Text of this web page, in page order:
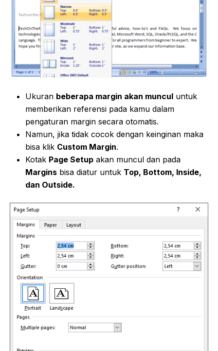
Ukuran beberapa margin akan muncul untuk
memberikan referensi pada kamu dalam
pengaturan margin secara otomatis.
Namun, jika tidak cocok dengan keinginan maka
bisa klik Custom Margin.
Kotak Page Setup akan muncul dan pada
Margins bisa diatur untuk Top, Bottom, Inside,
dan Outside.